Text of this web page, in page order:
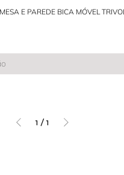
E PAREDE BICA MÓVEL
1 /1